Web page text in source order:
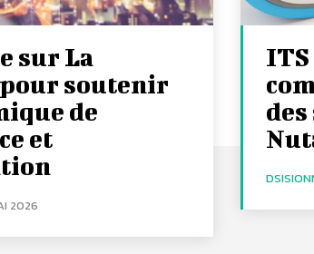
sur La
soutenir
de
et
2026